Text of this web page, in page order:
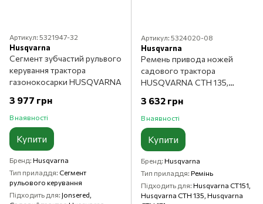
Артикул: 5321947-32
Husqvarna
Сегмент зубчастий рульвого
керування трактора
газонокосарки HUSQVARNA
3 977 грн
В наявності
Купити
Бренд Husqvarna
Тип приладдя Сегмент
рульового керування
Підходить для Jonsered,
Артикул: 5324020-08
Husqvarna
Ремень привода ножей
садового трактора
HUSQVARNA CTH 135,
3 632 грн
В наявності
Купити
Бренд Husqvarna
Тип приладдя Ремінь
Підходить для Husqvarna CT151,
Husqvarna CTH 135, Husqvarna